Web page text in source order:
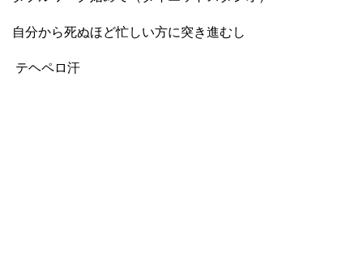
自分から死ぬほど忙しい方に突き進むし
テヘペロ汗